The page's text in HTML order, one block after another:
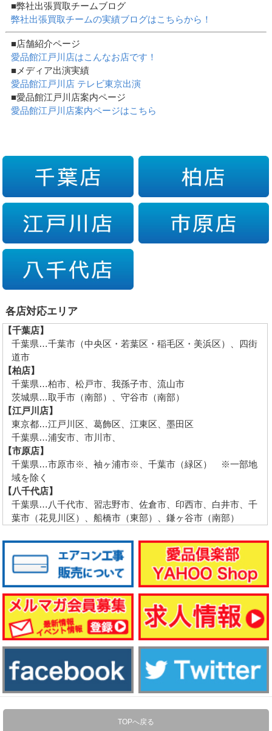
■弊社出張買取チームブログ
弊社出張買取チームの実績ブログはこちらから！
■店舗紹介ページ
愛品館江戸川店はこんなお店です！
■メディア出演実績
愛品館江戸川店 テレビ東京出演
■愛品館江戸川店案内ページ
愛品館江戸川店案内ページはこちら
各店対応エリア
【千葉店】
千葉県…千葉市（中央区・若葉区・稲毛区・美浜区）、四街
道市
【柏店】
千葉県…柏市、松戸市、我孫子市、流山市
茨城県…取手市（南部）、守谷市（南部）
【江戸川店】
東京都…江戸川区、葛飾区、江東区、墨田区
千葉県…浦安市、市川市、
【市原店】
千葉県…市原市※、袖ヶ浦市※、千葉市（緑区） ※一部地
域を除く
【八千代店】
千葉県…八千代市、習志野市、佐倉市、印西市、白井市、千
葉市（花見川区）、船橋市（東部）、鎌ヶ谷市（南部）
TOPへ戻る